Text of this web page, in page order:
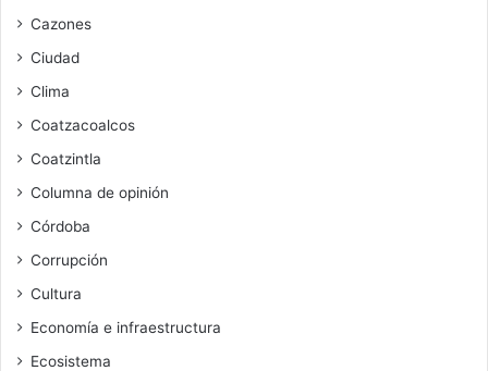
Cazones
Ciudad
Clima
Coatzacoalcos
Coatzintla
Columna de opinión
Córdoba
Corrupción
Cultura
Economía e infraestructura
Ecosistema